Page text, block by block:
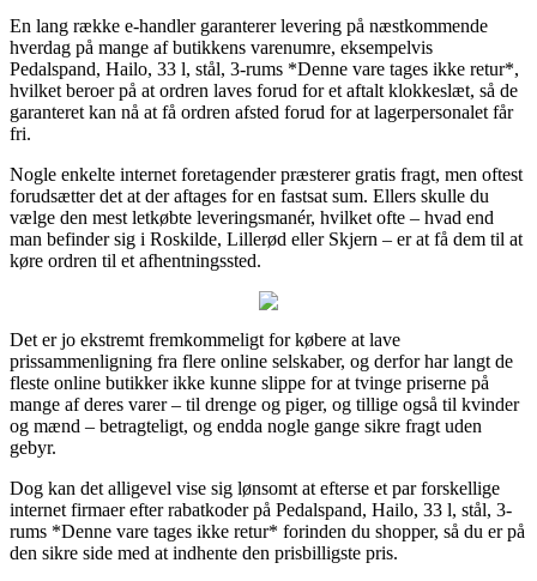
En lang række e-handler garanterer levering på næstkommende
hverdag på mange af butikkens varenumre, eksempelvis
Pedalspand, Hailo, 33 l, stål, 3-rums *Denne vare tages ikke retur*,
hvilket beroer på at ordren laves forud for et aftalt klokkeslæt, så de
garanteret kan nå at få ordren afsted forud for at lagerpersonalet får
fri.
Nogle enkelte internet foretagender præsterer gratis fragt, men oftest
forudsætter det at der aftages for en fastsat sum. Ellers skulle du
vælge den mest letkøbte leveringsmanér, hvilket ofte – hvad end
man befinder sig i Roskilde, Lillerød eller Skjern – er at få dem til at
køre ordren til et afhentningssted.
Det er jo ekstremt fremkommeligt for købere at lave
prissammenligning fra flere online selskaber, og derfor har langt de
fleste online butikker ikke kunne slippe for at tvinge priserne på
mange af deres varer – til drenge og piger, og tillige også til kvinder
og mænd – betragteligt, og endda nogle gange sikre fragt uden
gebyr.
Dog kan det alligevel vise sig lønsomt at efterse et par forskellige
internet firmaer efter rabatkoder på Pedalspand, Hailo, 33 l, stål, 3-
rums *Denne vare tages ikke retur* forinden du shopper, så du er på
den sikre side med at indhente den prisbilligste pris.